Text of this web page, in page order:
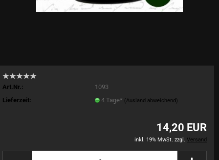
Art.Nr.:
1093
Lieferzeit:
4 Tage* (Ausland abweichend)
14,20 EUR
inkl. 19% MwSt. zzgl. Versand